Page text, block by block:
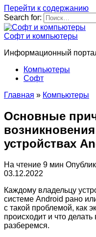
Перейти к содержанию
Search for:
Софт и компьютеры
Информационный
Компьютеры
Софт
Главная » Компьютеры
Основные
устройствах
На чтение 9 мин
03.12.2022
Каждому владельцу
системе Android рано
с такой проблемой, как
происходит и что
разберемся.